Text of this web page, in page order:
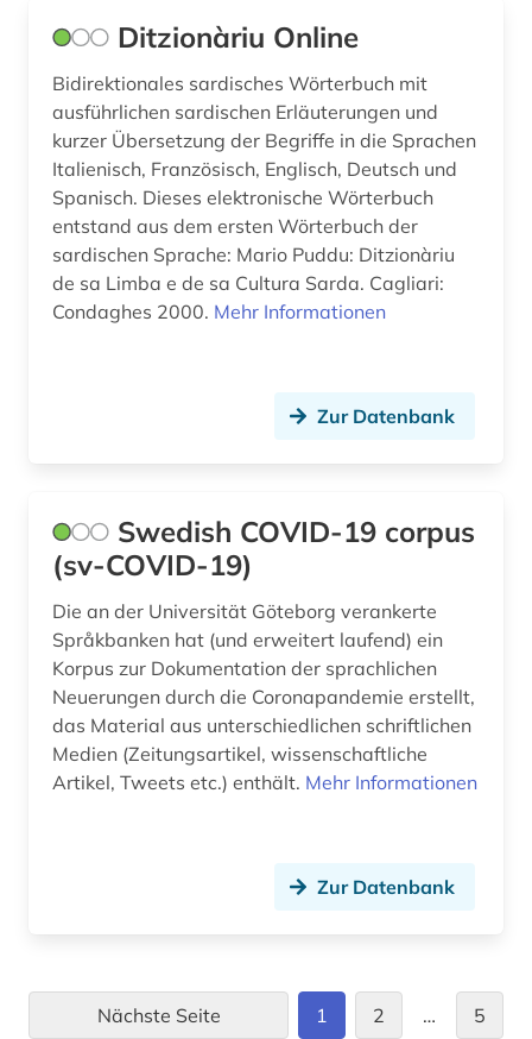
Ditzionàriu Online
Bidirektionales sardisches Wörterbuch mit
ausführlichen sardischen Erläuterungen und
kurzer Übersetzung der Begriffe in die Sprachen
Italienisch, Französisch, Englisch, Deutsch und
Spanisch. Dieses elektronische Wörterbuch
entstand aus dem ersten Wörterbuch der
sardischen Sprache: Mario Puddu: Ditzionàriu
de sa Limba e de sa Cultura Sarda. Cagliari:
Condaghes 2000. Mehr Informationen
Zur Datenbank
Swedish COVID-19 corpus
(sv-COVID-19)
Die an der Universität Göteborg verankerte
Språkbanken hat (und erweitert laufend) ein
Korpus zur Dokumentation der sprachlichen
Neuerungen durch die Coronapandemie erstellt,
das Material aus unterschiedlichen schriftlichen
Medien (Zeitungsartikel, wissenschaftliche
Artikel, Tweets etc.) enthält. Mehr Informationen
Zur Datenbank
Nächste Seite 1 2 … 5